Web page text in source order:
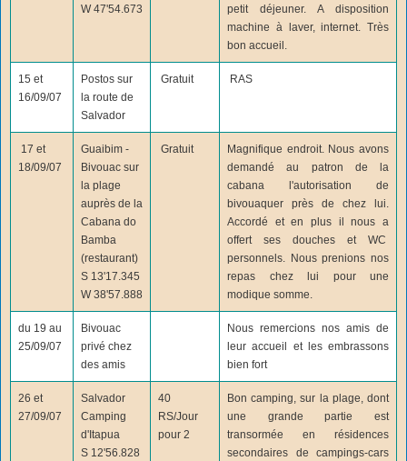
W 47'54.673
petit déjeuner. A disposition
machine à laver, internet. Très
bon accueil.
15 et
16/09/07
Postos sur
la route de
Salvador
Gratuit RAS
17 et
18/09/07
Guaibim -
Bivouac sur
la plage
auprès de la
Cabana do
Bamba
(restaurant)
S 13'17.345
W 38'57.888
Gratuit
Magnifique endroit. Nous avons
demandé au patron de la
cabana l'autorisation de
bivouaquer près de chez lui.
Accordé et en plus il nous a
offert ses douches et WC
personnels. Nous prenions nos
repas chez lui pour une
modique somme.
du 19 au
25/09/07
Bivouac
privé chez
des amis
Nous remercions nos amis de
leur accueil et les embrassons
bien fort
26 et
27/09/07
Salvador
Camping
d'Itapua
S 12'56.828
40
RS/Jour
pour 2
Bon camping, sur la plage, dont
une grande partie est
transormée en résidences
secondaires de campings-cars